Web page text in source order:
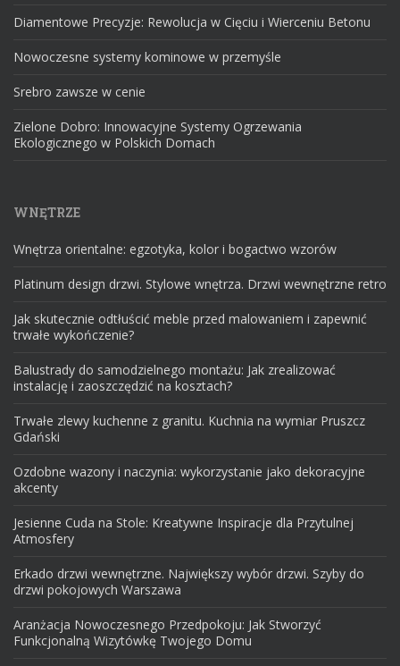
Diamentowe Precyzje: Rewolucja w Cięciu i Wierceniu Betonu
Nowoczesne systemy kominowe w przemyśle
Srebro zawsze w cenie
Zielone Dobro: Innowacyjne Systemy Ogrzewania
Ekologicznego w Polskich Domach
WNĘTRZE
Wnętrza orientalne: egzotyka, kolor i bogactwo wzorów
Platinum design drzwi. Stylowe wnętrza. Drzwi wewnętrzne retro
Jak skutecznie odtłuścić meble przed malowaniem i zapewnić
trwałe wykończenie?
Balustrady do samodzielnego montażu: Jak zrealizować
instalację i zaoszczędzić na kosztach?
Trwałe zlewy kuchenne z granitu. Kuchnia na wymiar Pruszcz
Gdański
Ozdobne wazony i naczynia: wykorzystanie jako dekoracyjne
akcenty
Jesienne Cuda na Stole: Kreatywne Inspiracje dla Przytulnej
Atmosfery
Erkado drzwi wewnętrzne. Największy wybór drzwi. Szyby do
drzwi pokojowych Warszawa
Aranżacja Nowoczesnego Przedpokoju: Jak Stworzyć
Funkcjonalną Wizytówkę Twojego Domu